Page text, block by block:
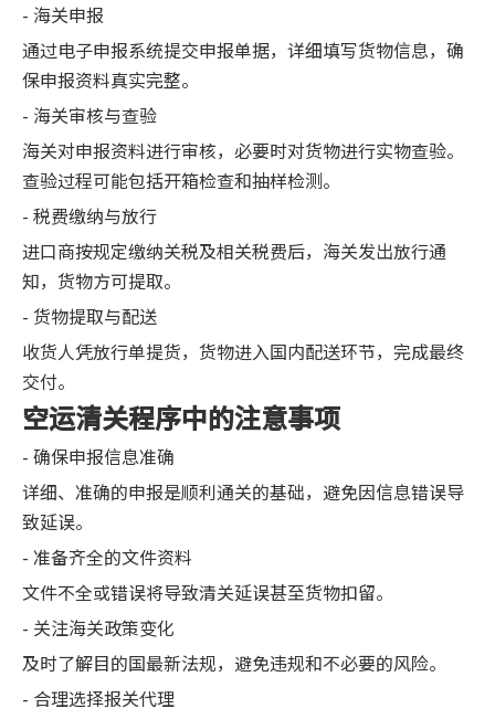
- 海关申报
通过电子申报系统提交申报单据，详细填写货物信息，确
保申报资料真实完整。
- 海关审核与查验
海关对申报资料进行审核，必要时对货物进行实物查验。
查验过程可能包括开箱检查和抽样检测。
- 税费缴纳与放行
进口商按规定缴纳关税及相关税费后，海关发出放行通
知，货物方可提取。
- 货物提取与配送
收货人凭放行单提货，货物进入国内配送环节，完成最终
交付。
空运清关程序中的注意事项
- 确保申报信息准确
详细、准确的申报是顺利通关的基础，避免因信息错误导
致延误。
- 准备齐全的文件资料
文件不全或错误将导致清关延误甚至货物扣留。
- 关注海关政策变化
及时了解目的国最新法规，避免违规和不必要的风险。
- 合理选择报关代理